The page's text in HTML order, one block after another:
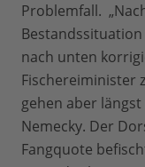
Problemfall.
nach unten
Fischereiminister
gehen aber
Nemecky. Der
Fangquote